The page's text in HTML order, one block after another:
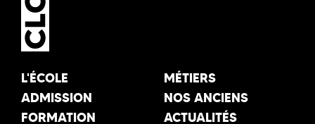
L'ÉCOLE
ADMISSION
FORMATION
MÉTIERS
NOS ANCIENS
ACTUALITÉS